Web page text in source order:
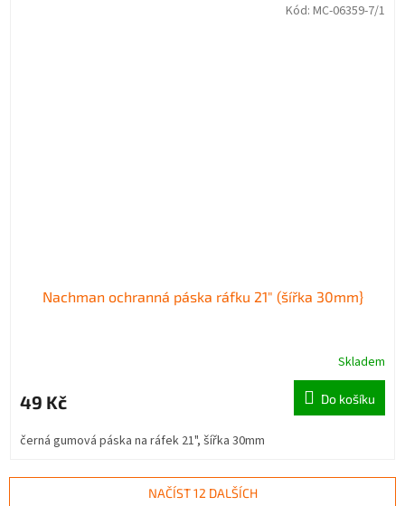
Nachman ochranná páska ráfku 21" (šířka 30mm}
Skladem
49 Kč Do košíku
černá gumová páska na ráfek 21", šířka 30mm
Kód: MC-06359-7/1
NAČÍST 12 DALŠÍCH